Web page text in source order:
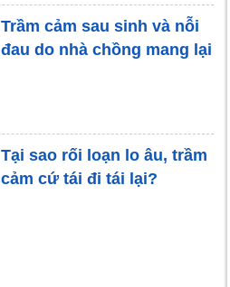
Trầm cảm sau sinh và nỗi
đau do nhà chồng mang lại
Tại sao rối loạn lo âu, trầm
cảm cứ tái đi tái lại?